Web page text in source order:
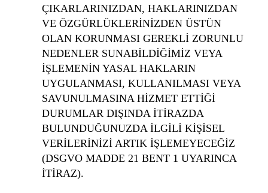
ÇIKARLARINIZDAN, HAKLARINIZDAN
VE ÖZGÜRLÜKLERİNİZDEN ÜSTÜN
OLAN KORUNMASI GEREKLİ ZORUNLU
NEDENLER SUNABİLDİĞİMİZ VEYA
İŞLEMENİN YASAL HAKLARIN
UYGULANMASI, KULLANILMASI VEYA
SAVUNULMASINA HİZMET ETTİĞİ
DURUMLAR DIŞINDA İTİRAZDA
BULUNDUĞUNUZDA İLGİLİ KİŞİSEL
VERİLERİNİZİ ARTIK İŞLEMEYECEĞİZ
(DSGVO MADDE 21 BENT 1 UYARINCA
İTİRAZ).